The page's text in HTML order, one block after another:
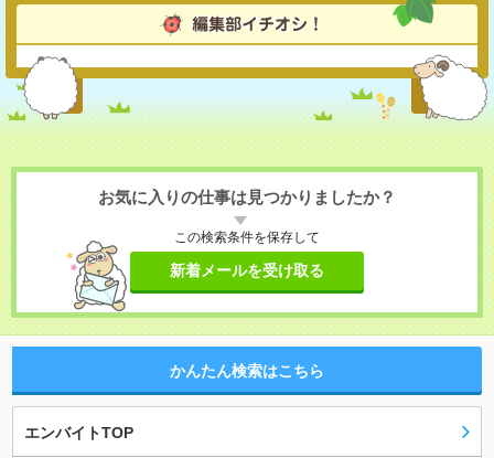
お気に入りの仕事は見つかりましたか？
この検索条件を保存して
新着メールを受け取る
かんたん検索はこちら
エンバイトTOP